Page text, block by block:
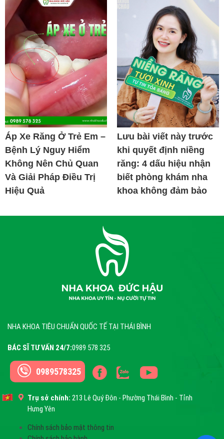
Áp Xe Răng Ở Trẻ Em –
Bệnh Lý Nguy Hiểm
Không Nên Chủ Quan
Và Giải Pháp Điều Trị
Hiệu Quả
Lưu bài viết này trước
khi quyết định niềng
răng: 4 dấu hiệu nhận
biết phòng khám nha
khoa không đảm bảo
NHA KHOA TIÊU CHUẨN QUỐC TẾ TẠI THÁI BÌNH
BÁC SĨ TƯ VẤN 24/7:0989 578 325
0989578325
Trụ sở chính: 213 Lê Quý Đôn - Phường Thái Bình - Tỉnh
Hưng Yên
Chính sách bảo mật thông tin